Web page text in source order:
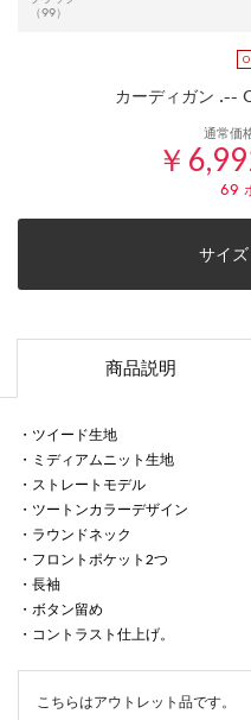
（99）
カーディガン .--
通常価
￥
69
サイ
商品説明
・ツイード生地
・ミディアムニット生地
・ストレートモデル
・ツートンカラーデザイン
・ラウンドネック
・フロントポケット2つ
・長袖
・ボタン留め
・コントラスト仕上げ。
こちらはアウトレット品です。